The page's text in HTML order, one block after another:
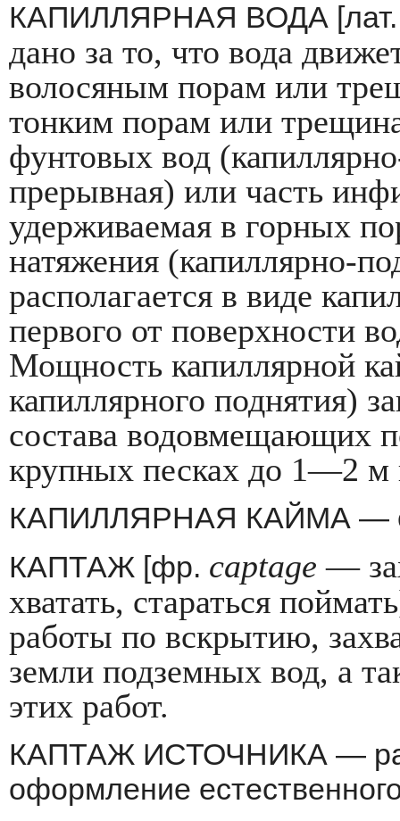
КАПИЛЛЯРНАЯ ВОДА
дано за то, что вода
волосяным порам или
тонким порам или
фунтовых вод
прерывная) или часть
удерживаемая в горных
натяжения (капиллярно-
располагается в виде
перво­го от поверхности
Мощность капиллярной
капиллярного поднятия)
состава водовмещающих
крупных песках до 1—2 м
КАПИЛЛЯРНАЯ КАЙМА —
КАПТАЖ [фр. captage —
хватать, ста­раться
работы по вскрытию,
земли подземных вод, а
этих работ.
КАПТАЖ ИСТОЧНИКА —
оформле­ние